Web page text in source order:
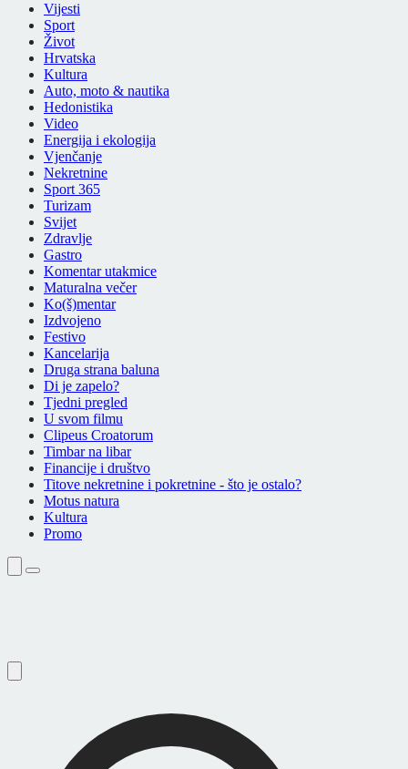
Vijesti
Sport
Život
Hrvatska
Kultura
Auto, moto & nautika
Hedonistika
Video
Energija i ekologija
Vjenčanje
Nekretnine
Sport 365
Turizam
Svijet
Zdravlje
Gastro
Komentar utakmice
Maturalna večer
Ko(š)mentar
Izdvojeno
Festivo
Kancelarija
Druga strana baluna
Di je zapelo?
Tjedni pregled
U svom filmu
Clipeus Croatorum
Timbar na libar
Financije i društvo
Titove nekretnine i pokretnine - što je ostalo?
Motus natura
Kultura
Promo